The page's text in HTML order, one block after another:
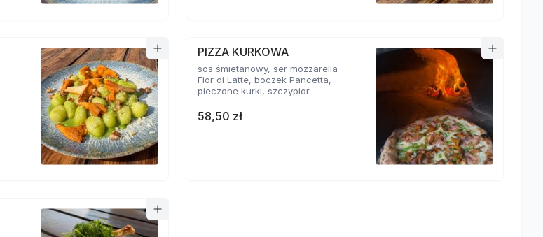
PIZZA KURKOWA
sos śmietanowy, ser mozzarella
Fior di Latte, boczek Pancetta,
pieczone kurki, szczypior
58,50 zł